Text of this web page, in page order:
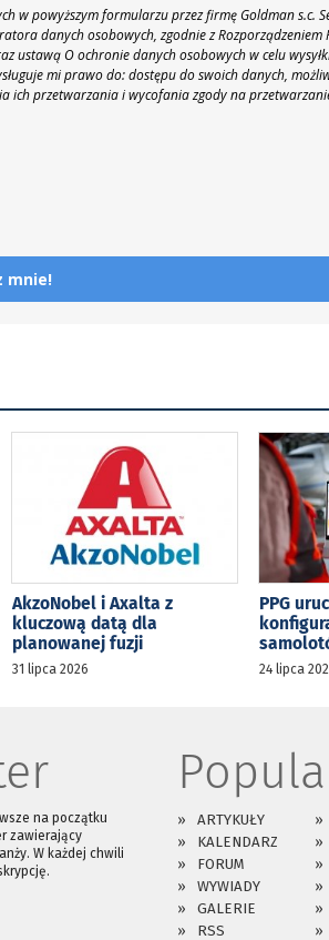
w powyższym formularzu przez firmę Goldman s.c.
danych osobowych, zgodnie z
ustawą O ochronie danych osobowych w celu
mi prawo do: dostępu do swoich danych,
ich przetwarzania i wycofania zgody na
mnie!
AkzoNobel i Axalta z
kluczową datą dla
planowanej fuzji
31 lipca 2026
PPG
24 lipca
na początku
zawierający
W każdej chwili
ARTYKUŁY
KALENDARZ
FORUM
WYWIADY
GALERIE
RSS